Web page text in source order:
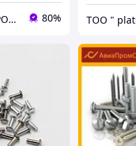
ТОО "АВИАПРОМСТАЛЬ" 80% ТОО "